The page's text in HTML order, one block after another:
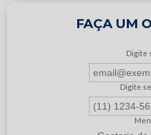
FAÇA UM
Digite
Digite